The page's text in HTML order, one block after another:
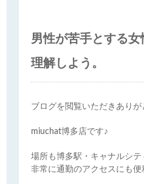
男性が苦手とする
理解しよう。
ブログを閲覧いただきあり
miuchat博多店です♪
場所も博多駅・キャナルシテ
非常に通勤のアクセスにも便